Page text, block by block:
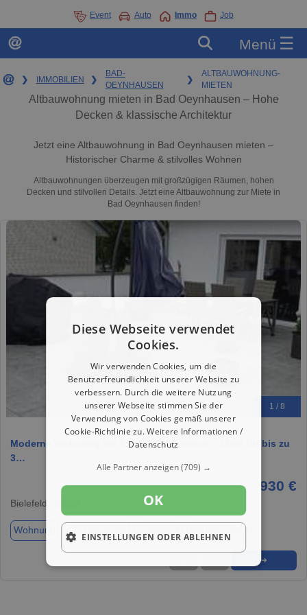
Event Auto Immo Job
Menü ☰
❯ IMMOBILIEN ❯
BAD-
OEYNHAUSEN
❯
ALTBAUWOHNUNG-
MIETEN
Altbauwohnung mieten in Bad Oeynhausen – Hohe
Decken & klassische Architektur
Jetzt eine Altbauwohnung in Bad Oeynhausen mieten –
Historischer Charme & stilvolles Wohnen
Altbauwohnungen überzeugen mit großzügigen Räumen, hohen
Decken und stilvollen Details. Jetzt eine Altbauwohnung zur Miete in
Bad Oeynhausen finden!
1 / 8
Moderne Wohnung mit 65 m² Dachterrasse – ideal für bis zu
3…
930 €
Bielefeld, 33689
Wohnung ca. 108,00 m² Baujahr 2008
➜
Diese Webseite verwendet
Cookies.
Wir verwenden Cookies, um die
Benutzerfreundlichkeit unserer Website zu
verbessern. Durch die weitere Nutzung
unserer Webseite stimmen Sie der
Verwendung von Cookies gemäß unserer
Cookie-Richtlinie zu.Weitere Informationen /
Datenschutz
Alle Partner anzeigen(709) →
OK
EINSTELLUNGEN ODER ABLEHNEN